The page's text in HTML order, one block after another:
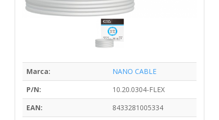
Marca:
NANO CABLE
P/N:
10.20.0304-FLEX
EAN:
8433281005334